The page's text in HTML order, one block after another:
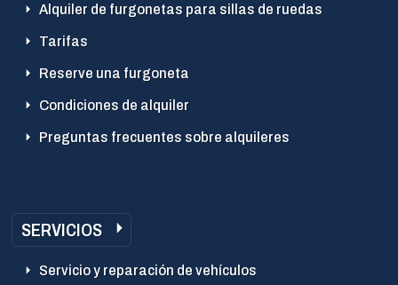
Alquiler de furgonetas para sillas de ruedas
Tarifas
Reserve una furgoneta
Condiciones de alquiler
Preguntas frecuentes sobre alquileres
SERVICIOS
Servicio y reparación de vehículos